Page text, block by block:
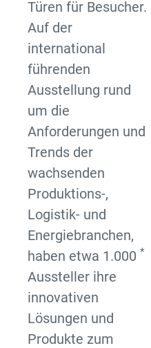
Türen für Besucher.
Auf der
international
führenden
Ausstellung rund
um die
Anforderungen und
Trends der
wachsenden
Produktions-,
Logistik- und
Energiebranchen,
haben etwa 1.000 *
Aussteller ihre
innovativen
Lösungen und
Produkte zum